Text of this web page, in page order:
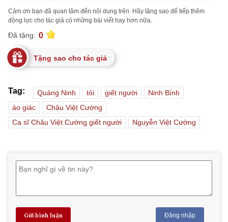
Cảm ơn bạn đã quan tâm đến nội dung trên. Hãy tặng sao để tiếp thêm
động lực cho tác giả có những bài viết hay hơn nữa.
Đã tặng: 0
Tặng sao cho tác giả
Tag: Quảng Ninh tỏi giết người
Ninh Bình
ảo giác
Châu Việt Cường
Ca sĩ Châu Việt Cường giết người
Nguyễn Việt Cường
Gửi bình luận Đăng nhập